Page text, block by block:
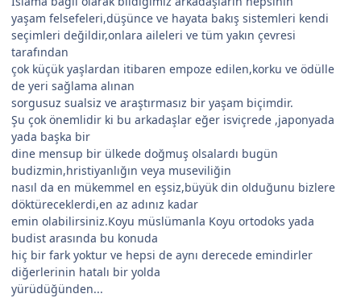
yaşam felsefeleri,düşünce ve hayata bakış sistemleri kendi
seçimleri değildir,onlara aileleri ve tüm yakın çevresi
tarafından
çok küçük yaşlardan itibaren empoze edilen,korku ve ödülle
de yeri sağlama alınan
sorgusuz sualsiz ve araştırmasız bir yaşam biçimdir.
Şu çok önemlidir ki bu arkadaşlar eğer isviçrede ,japonyada
yada başka bir
dine mensup bir ülkede doğmuş olsalardı bugün
budizmin,hristiyanlığın veya museviliğin
nasıl da en mükemmel en eşsiz,büyük din olduğunu bizlere
döktüreceklerdi,en az adınız kadar
emin olabilirsiniz.Koyu müslümanla Koyu ortodoks yada
budist arasında bu konuda
hiç bir fark yoktur ve hepsi de aynı derecede emindirler
diğerlerinin hatalı bir yolda
yürüdüğünden...